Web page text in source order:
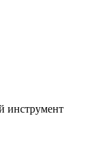
инструмент